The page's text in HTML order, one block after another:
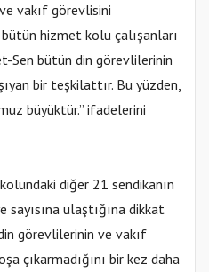
vakıf görevlisini
hizmet kolu çalışanları
Sen bütün din görevlilerinin
bir teşkilattır. Bu yüzden,
büyüktür.” ifadelerini
diğer 21 sendikanın
ulaştığına dikkat
görevlilerinin ve vakıf
çıkarmadığını bir kez daha